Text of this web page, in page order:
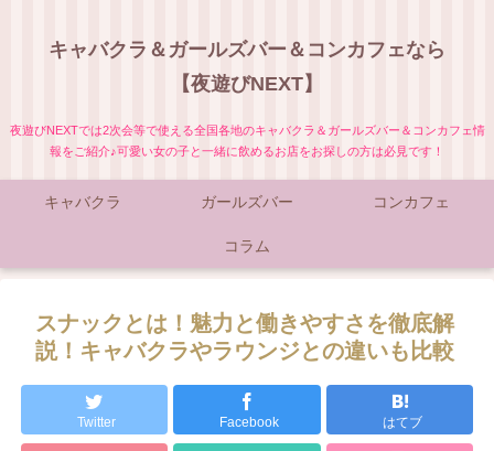
キャバクラ＆ガールズバー＆コンカフェなら
【夜遊びNEXT】
夜遊びNEXTでは2次会等で使える全国各地のキャバクラ＆ガールズバー＆コンカフェ情
報をご紹介♪可愛い女の子と一緒に飲めるお店をお探しの方は必見です！
キャバクラ ガールズバー コンカフェ
コラム
スナックとは！魅力と働きやすさを徹底解
説！キャバクラやラウンジとの違いも比較
Twitter Facebook はてブ